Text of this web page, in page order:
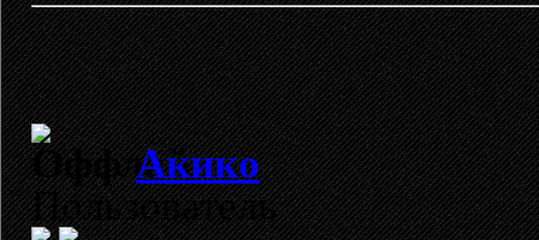
Акико
Пользователь